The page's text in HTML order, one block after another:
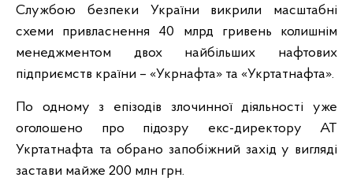
Службою безпеки України викрили масштабні
схеми привласнення 40 млрд гривень колишнім
менеджментом двох найбільших нафтових
підприємств країни – «Укрнафта» та «Укртатнафта».
По одному з епізодів злочинної діяльності уже
оголошено про підозру екс-директору АТ
Укртатнафта та обрано запобіжний захід у вигляді
застави майже 200 млн грн.